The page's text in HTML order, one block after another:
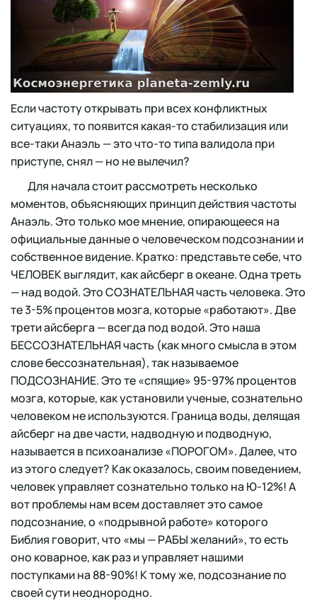
Если частоту открывать при всех конфликтных
ситуациях, то появится какая-то стабилизация или
все-таки Анаэль — это что-то типа валидола при
приступе, снял — но не вылечил?
Для начала стоит рассмотреть несколько
моментов, объясняющих принцип действия частоты
Анаэль. Это только мое мнение, опирающееся на
официальные данные о человеческом подсознании и
собственное видение. Кратко: представьте себе, что
ЧЕЛОВЕК выглядит, как айсберг в океане. Одна треть
— над водой. Это СОЗНАТЕЛЬНАЯ часть человека. Это
те 3-5% процентов мозга, которые «работают». Две
трети айсберга — всегда под водой. Это наша
БЕССОЗНАТЕЛЬНАЯ часть (как много смысла в этом
слове бессознательная), так называемое
ПОДСОЗНАНИЕ. Это те «спящие» 95-97% процентов
мозга, которые, как установили ученые, сознательно
человеком не используются. Граница воды, делящая
айсберг на две части, надводную и подводную,
называется в психоанализе «ПОРОГОМ». Далее, что
из этого следует? Как оказалось, своим поведением,
человек управляет сознательно только на Ю-12%! А
вот проблемы нам всем доставляет это самое
подсознание, о «подрывной работе» которого
Библия говорит, что «мы — РАБЫ желаний», то есть
оно коварное, как раз и управляет нашими
поступками на 88-90%! К тому же, подсознание по
своей сути неоднородно.